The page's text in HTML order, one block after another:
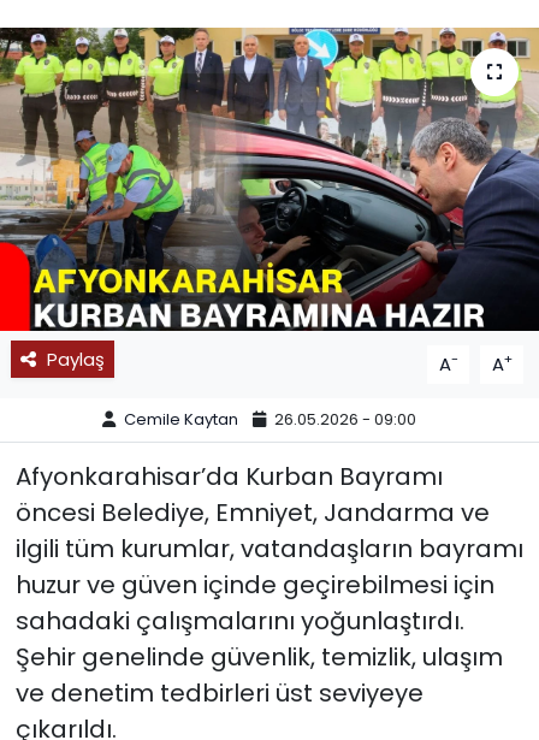
Paylaş A- A+
Cemile Kaytan 26.05.2026 - 09:00
Afyonkarahisar’da Kurban Bayramı
öncesi Belediye, Emniyet, Jandarma ve
ilgili tüm kurumlar, vatandaşların bayramı
huzur ve güven içinde geçirebilmesi için
sahadaki çalışmalarını yoğunlaştırdı.
Şehir genelinde güvenlik, temizlik, ulaşım
ve denetim tedbirleri üst seviyeye
çıkarıldı.
SAĞLIK
SPOR
11:11 MANŞET